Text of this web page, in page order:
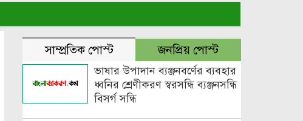
সাম্প্রতিক পোস্ট জনপ্রিয় পোস্ট
ভাষার উপাদান ব্যঞ্জনবর্ণের ব্যবহার
ধ্বনির শ্রেণীকরণ স্বরসন্ধি ব্যঞ্জনসন্ধি
বিসর্গ সন্ধি